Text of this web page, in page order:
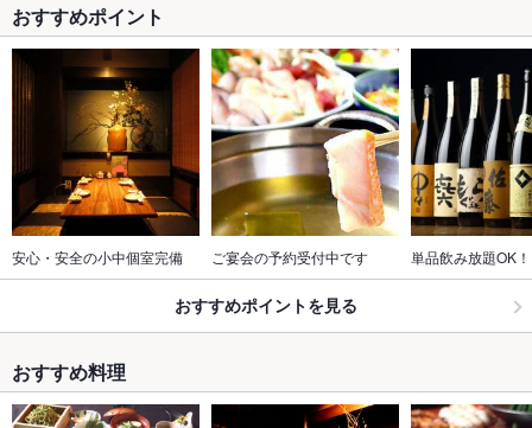
おすすめポイント
安心・安全の小中個室完備 ご宴会の予約受付中です 単品飲み放題OK
おすすめポイントを見る
おすすめ料理